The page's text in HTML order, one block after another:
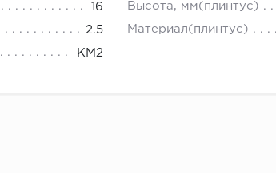
16 Высота, мм(плинтус)
2.5 Материал(плинтус)
КМ2